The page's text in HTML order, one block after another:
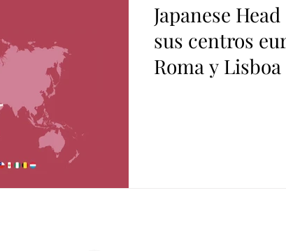
Japanese
sus centros
Roma y Lisboa